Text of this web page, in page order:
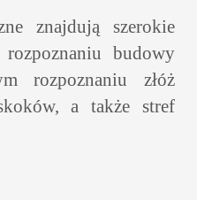
znajdują szerokie
budowy
rozpoznaniu złóż
a także stref